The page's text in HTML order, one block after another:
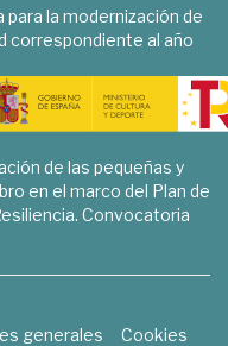
para la modernización de
correspondiente al año
de las pequeñas y
en el marco del Plan de
Convocatoria
generales
Cookies